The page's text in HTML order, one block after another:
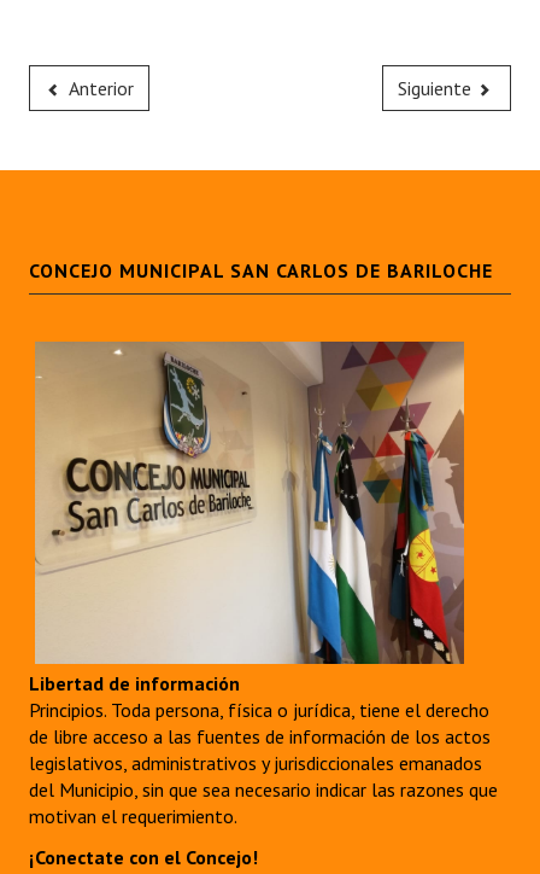
Anterior Siguiente
CONCEJO MUNICIPAL SAN CARLOS DE BARILOCHE
Libertad de información
Principios. Toda persona, física o jurídica, tiene el derecho
de libre acceso a las fuentes de información de los actos
legislativos, administrativos y jurisdiccionales emanados
del Municipio, sin que sea necesario indicar las razones que
motivan el requerimiento.
¡Conectate con el Concejo!